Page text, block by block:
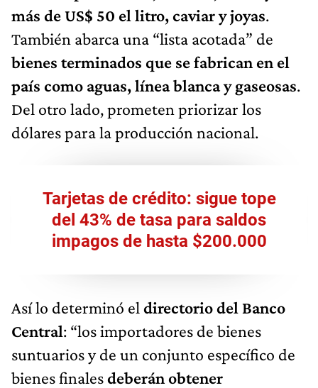
más de US$ 50 el litro, caviar y joyas.
También abarca una “lista acotada” de
bienes terminados que se fabrican en el
país como aguas, línea blanca y gaseosas.
Del otro lado, prometen priorizar los
dólares para la producción nacional.
Tarjetas de crédito: sigue tope
del 43% de tasa para saldos
impagos de hasta $200.000
Así lo determinó el directorio del Banco
Central: “los importadores de bienes
suntuarios y de un conjunto específico de
bienes finalesdeberán obtener